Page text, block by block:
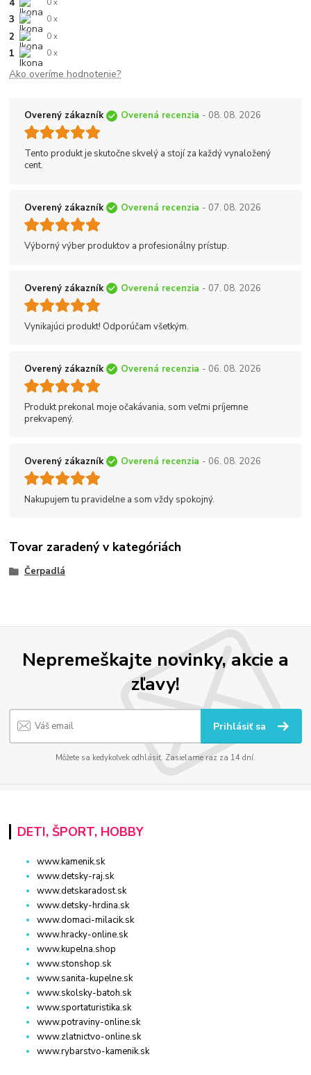
4 0 x
3 0 x
2 0 x
1 0 x
Ako overíme hodnotenie?
Overený zákazník Overená recenzia - 08. 08. 2026
Tento produkt je skutočne skvelý a stojí za každý vynaložený
cent.
Overený zákazník Overená recenzia - 07. 08. 2026
Výborný výber produktov a profesionálny prístup.
Overený zákazník Overená recenzia - 07. 08. 2026
Vynikajúci produkt! Odporúčam všetkým.
Overený zákazník Overená recenzia - 06. 08. 2026
Produkt prekonal moje očakávania, som veľmi príjemne
prekvapený.
Overený zákazník Overená recenzia - 06. 08. 2026
Nakupujem tu pravidelne a som vždy spokojný.
Tovar zaradený v kategóriách
Čerpadlá
Nepremeškajte novinky, akcie a
zľavy!
Prihlásiť sa
Môžete sa kedykoľvek odhlásiť. Zasielame raz za 14 dní.
DETI, ŠPORT, HOBBY
www.kamenik.sk
www.detsky-raj.sk
www.detskaradost.sk
www.detsky-hrdina.sk
www.domaci-milacik.sk
www.hracky-online.sk
www.kupelna.shop
www.stonshop.sk
www.sanita-kupelne.sk
www.skolsky-batoh.sk
www.sportaturistika.sk
www.potraviny-online.sk
www.zlatnictvo-online.sk
www.rybarstvo-kamenik.sk